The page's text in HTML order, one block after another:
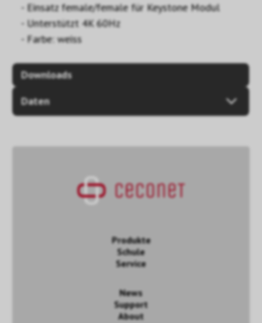
- Einsatz female/female für Keystone Modul
- Unterstützt 4K 60Hz
- Farbe: weiss
Downloads
Daten
Produkte
Schule
Service
News
Support
About